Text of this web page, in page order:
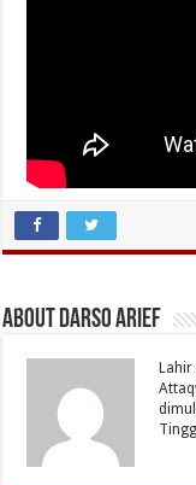
About Darso Arief